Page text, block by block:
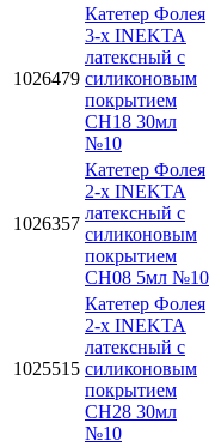
1026479
Катетер Фолея
3-х INEKTA
латексный с
силиконовым
покрытием
CH18 30мл
№10
1026357
Катетер Фолея
2-х INEKTA
латексный с
силиконовым
покрытием
CH08 5мл №10
1025515
Катетер Фолея
2-х INEKTA
латексный с
силиконовым
покрытием
CH28 30мл
№10